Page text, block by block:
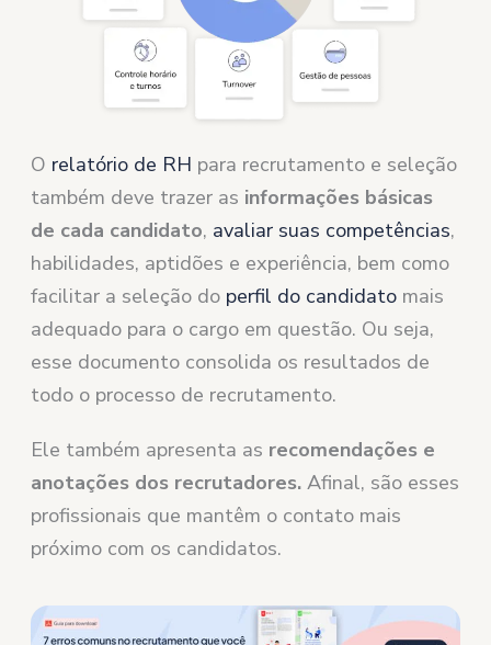
O relatório de RH para recrutamento e seleção
também deve trazer as informações básicas
de cada candidato, avaliar suas competências,
habilidades, aptidões e experiência, bem como
facilitar a seleção do perfil do candidato mais
adequado para o cargo em questão. Ou seja,
esse documento consolida os resultados de
todo o processo de recrutamento.
Ele também apresenta as recomendações e
anotações dos recrutadores. Afinal, são esses
profissionais que mantêm o contato mais
próximo com os candidatos.